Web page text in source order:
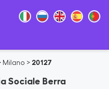
Milano > 20127
Sociale Berra